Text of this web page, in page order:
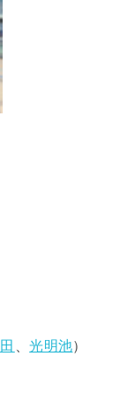
、光明池）